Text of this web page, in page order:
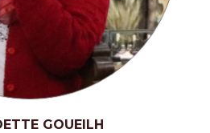
GOUEILH